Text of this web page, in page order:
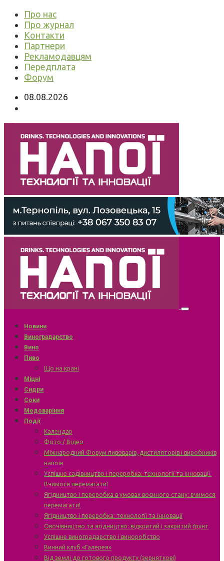
Про нас
Про журнал
Контакти
Партнери
Рекламодавцям
Передплата
Форум
08.08.2026
Новини
Виноградарство
Вино
Пиво
Що на крані
Міцні
Сидри
Соки
Медоваріння
Події
Календар
Фото / Відео
Міжнародний Форум пивоварів, дистиляторів і виробників
напоїв
Успішне садівництво і переробка: технології та інновації.
Вчимося перемагати!
Ягідництво і переробка в умовах воєнного стану: вчимося
перемагати!
Ягідництво і переробка: технології та інновації
Овочівництво та ягідництво: відкритий і закритий ґрунт
Успішне виноградарство і виноробство
Винний клуб «Галерея»
Від землі до готового продукту (зерняткові)